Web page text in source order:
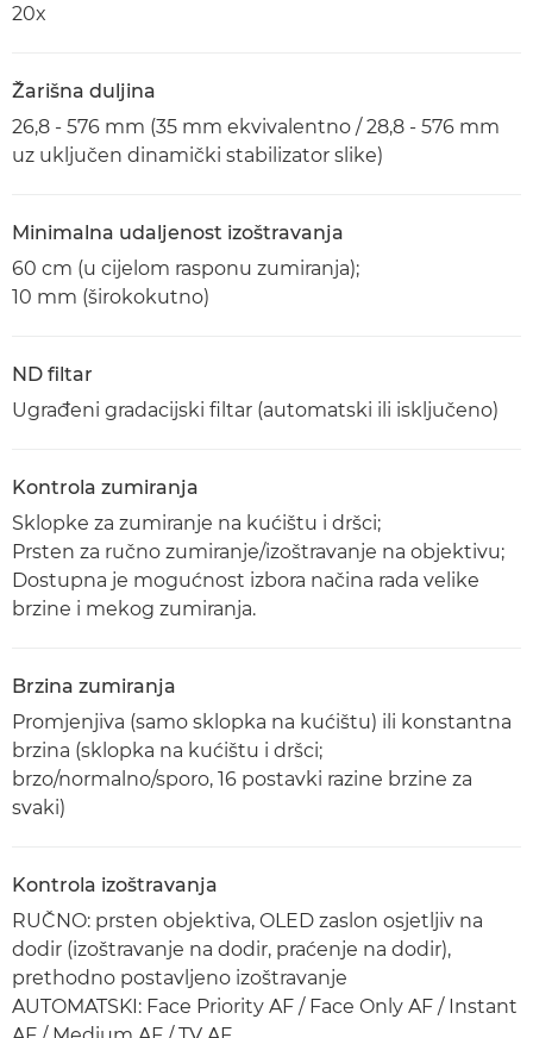
20x
Žarišna duljina
26,8 - 576 mm (35 mm ekvivalentno / 28,8 - 576 mm
uz uključen dinamički stabilizator slike)
Minimalna udaljenost izoštravanja
60 cm (u cijelom rasponu zumiranja);
10 mm (širokokutno)
ND filtar
Ugrađeni gradacijski filtar (automatski ili isključeno)
Kontrola zumiranja
Sklopke za zumiranje na kućištu i dršci;
Prsten za ručno zumiranje/izoštravanje na objektivu;
Dostupna je mogućnost izbora načina rada velike
brzine i mekog zumiranja.
Brzina zumiranja
Promjenjiva (samo sklopka na kućištu) ili konstantna
brzina (sklopka na kućištu i dršci;
brzo/normalno/sporo, 16 postavki razine brzine za
svaki)
Kontrola izoštravanja
RUČNO: prsten objektiva, OLED zaslon osjetljiv na
dodir (izoštravanje na dodir, praćenje na dodir),
prethodno postavljeno izoštravanje
AUTOMATSKI: Face Priority AF / Face Only AF / Instant